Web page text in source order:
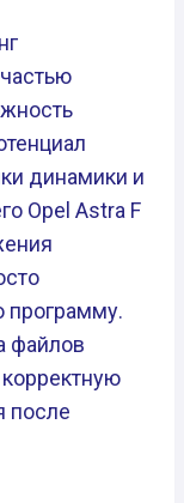
динамики и
Opel Astra F
программу.
файлов
корректную
после